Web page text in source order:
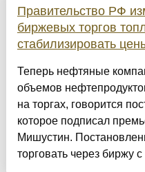
Правительство РФ
биржевых торгов
стабилизировать
Теперь нефтяные
объемов
на торгах, говорится
которое подписал
Мишустин.
торговать через биржу